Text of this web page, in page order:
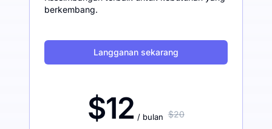
berkembang.
Langganan sekarang
$12 / bulan $20